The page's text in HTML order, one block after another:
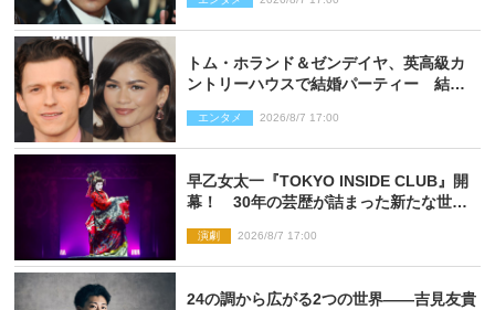
トム・ホランド＆ゼンデイヤ、英高級カ
ントリーハウスで結婚パーティー 結婚
エンタメ 2026/8/7 17:00
早乙女太一『TOKYO INSIDE CLUB』開
幕！ 30年の芸歴が詰まった新たな世界
演劇 2026/8/7 17:00
24の調から広がる2つの世界――吉見友貴